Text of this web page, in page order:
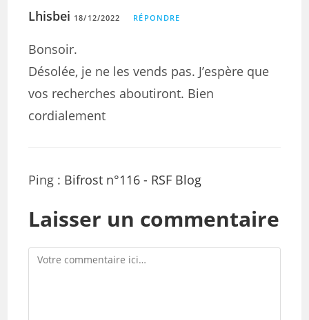
Lhisbei 18/12/2022 RÉPONDRE
Bonsoir.
Désolée, je ne les vends pas. J’espère que
vos recherches aboutiront. Bien
cordialement
Ping : Bifrost n°116 - RSF Blog
Laisser un commentaire